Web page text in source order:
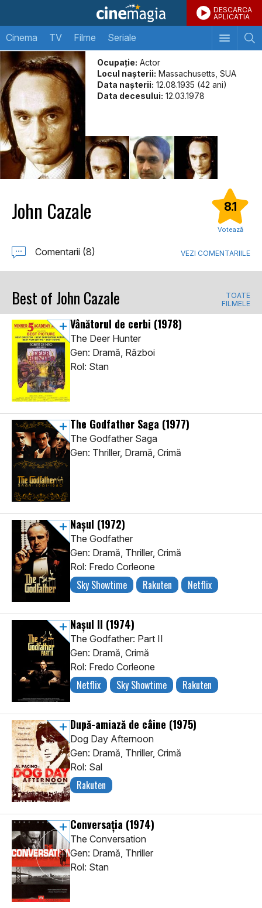
DESCARCA
APLICATIA
Cinema TV Filme Seriale
Ocupație: Actor
Locul naşterii: Massachusetts, SUA
Data naşterii: 12.08.1935 (42 ani)
Data decesului: 12.03.1978
John Cazale 8.1
Votează
Comentarii (8) VEZI COMENTARIILE
Best of John Cazale
TOATE
FILMELE
Vânătorul de cerbi (1978)
The Deer Hunter
Gen: Dramă, Război
Rol: Stan
The Godfather Saga (1977)
The Godfather Saga
Gen: Thriller, Dramă, Crimă
Nașul (1972)
The Godfather
Gen: Dramă, Thriller, Crimă
Rol: Fredo Corleone
Sky Showtime Rakuten Netflix
Nașul II (1974)
The Godfather: Part II
Gen: Dramă, Crimă
Rol: Fredo Corleone
Netflix Sky Showtime Rakuten
După-amiază de câine (1975)
Dog Day Afternoon
Gen: Dramă, Thriller, Crimă
Rol: Sal
Rakuten
Conversația (1974)
The Conversation
Gen: Dramă, Thriller
Rol: Stan